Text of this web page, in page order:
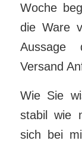
Woche
die Ware
Aussage
Versand
Wie Sie
stabil wie
sich bei